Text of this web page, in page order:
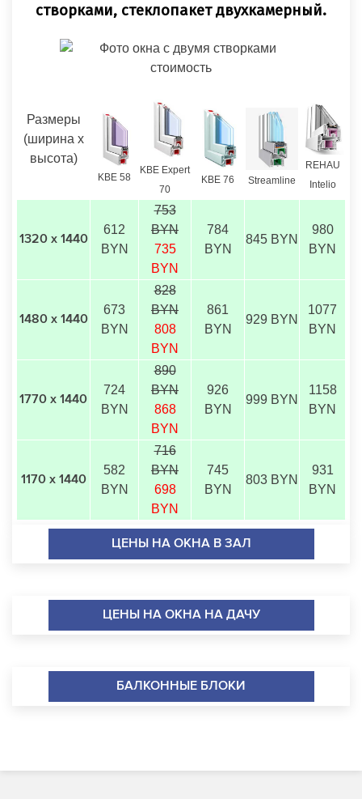
створками, стеклопакет двухкамерный.
Размеры
(ширина х
высота)
KBE 58
KBE Expert
70
KBE 76 Streamline
REHAU
Intelio
1320 х 1440
612
BYN
753
BYN
735
BYN
784
BYN
845 BYN
980
BYN
1480 х 1440
673
BYN
828
BYN
808
BYN
861
BYN
929 BYN
1077
BYN
1770 х 1440
724
BYN
890
BYN
868
BYN
926
BYN
999 BYN
1158
BYN
1170 х 1440
582
BYN
716
BYN
698
BYN
745
BYN
803 BYN
931
BYN
ЦЕНЫ НА ОКНА В ЗАЛ
ЦЕНЫ НА ОКНА НА ДАЧУ
БАЛКОННЫЕ БЛОКИ